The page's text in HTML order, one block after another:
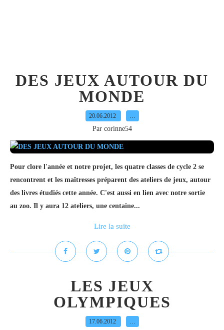
DES JEUX AUTOUR DU
MONDE
20.06.2012 …
Par corinne54
Pour clore l'année et notre projet, les quatre classes de cycle 2 se
rencontrent et les maîtresses préparent des ateliers de jeux, autour
des livres étudiés cette année. C'est aussi en lien avec notre sortie
au zoo. Il y aura 12 ateliers, une centaine...
Lire la suite
LES JEUX
OLYMPIQUES
17.06.2012 …